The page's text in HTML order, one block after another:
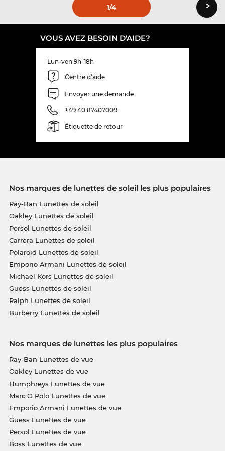
1/4 ›
VOUS AVEZ BESOIN D'AIDE?
Lun-ven 9h-18h
Centre d'aide
Envoyer une demande
+49 40 87407009
Étiquette de retour
Nos marques de lunettes de soleil les plus populaires
Ray-Ban Lunettes de soleil
Oakley Lunettes de soleil
Persol Lunettes de soleil
Carrera Lunettes de soleil
Polaroid Lunettes de soleil
Emporio Armani Lunettes de soleil
Michael Kors Lunettes de soleil
Guess Lunettes de soleil
Ralph Lunettes de soleil
Burberry Lunettes de soleil
Nos marques de lunettes les plus populaires
Ray-Ban Lunettes de vue
Oakley Lunettes de vue
Humphreys Lunettes de vue
Marc O Polo Lunettes de vue
Emporio Armani Lunettes de vue
Guess Lunettes de vue
Persol Lunettes de vue
Boss Lunettes de vue